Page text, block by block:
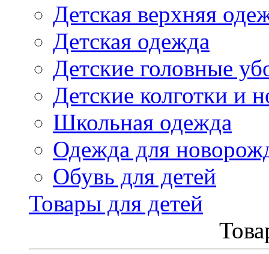
Детская верхняя
Детская одежда
Детские головные
Детские колготки и
Школьная одежда
Одежда для
Обувь для детей
Товары для детей